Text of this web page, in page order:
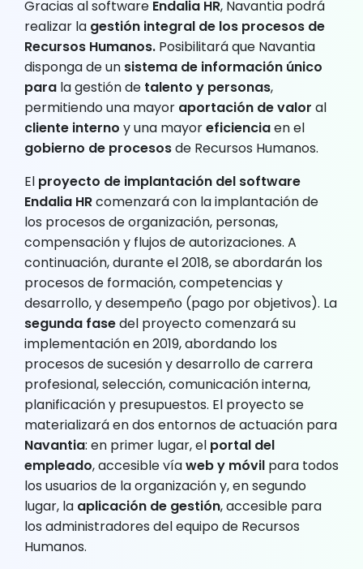
Gracias al software Endalia HR, Navantia podrá
realizar la gestión integral de los procesos de
Recursos Humanos. Posibilitará que Navantia
disponga de un sistema de información único
para la gestión de talento y personas,
permitiendo una mayor aportación de valor al
cliente interno y una mayoreficienciaen el
gobierno de procesosde Recursos Humanos.
El proyecto de implantación del software
Endalia HRcomenzará con la implantación de
los procesos de organización, personas,
compensación y flujos de autorizaciones. A
continuación, durante el 2018, se abordarán los
procesos de formación, competencias y
desarrollo, y desempeño (pago por objetivos). La
segunda fasedel proyecto comenzará su
implementación en 2019, abordando los
procesos de sucesión y desarrollo de carrera
profesional, selección, comunicación interna,
planificación y presupuestos. El proyecto se
materializará en dos entornos de actuación para
Navantia: en primer lugar, el portal del
empleado, accesible víaweb y móvil para todos
los usuarios de la organización y, en segundo
lugar, la aplicación de gestión, accesible para
los administradores del equipo de Recursos
Humanos.